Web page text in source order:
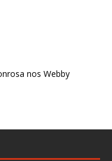
nos Webby